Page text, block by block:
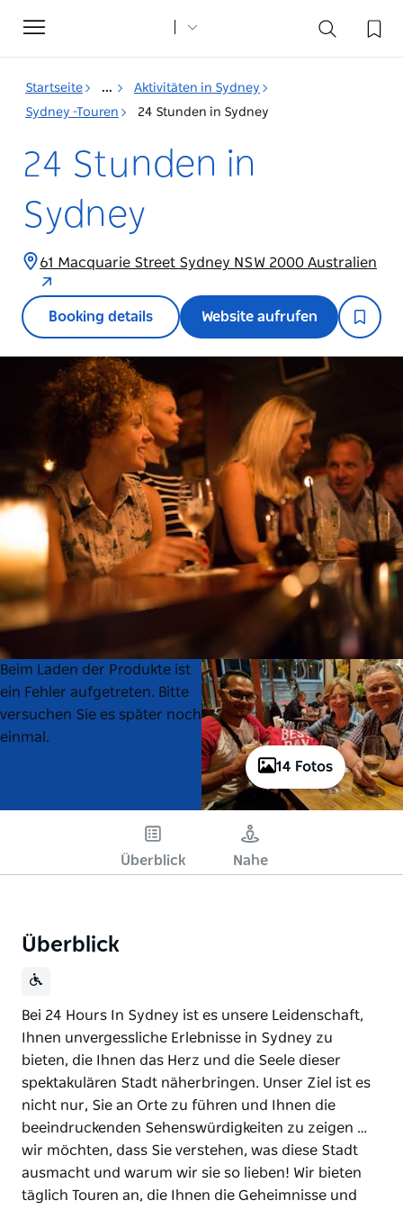
Toggle
navigation
Startseite ...
Aktivitäten in Sydney
Sydney -Touren
24 Stunden in Sydney
24 Stunden in
Sydney
61 Macquarie Street Sydney NSW 2000 Australien
Booking details Website aufrufen
14 Fotos
Product
List
Product
List
Beim Laden der Produkte ist
ein Fehler aufgetreten. Bitte
versuchen Sie es später noch
einmal.
Überblick Nahe
Überblick
Bei 24 Hours In Sydney ist es unsere Leidenschaft,
Ihnen unvergessliche Erlebnisse in Sydney zu
bieten, die Ihnen das Herz und die Seele dieser
spektakulären Stadt näherbringen. Unser Ziel ist es
nicht nur, Sie an Orte zu führen und Ihnen die
beeindruckenden Sehenswürdigkeiten zu zeigen …
wir möchten, dass Sie verstehen, was diese Stadt
ausmacht und warum wir sie so lieben! Wir bieten
täglich Touren an, die Ihnen die Geheimnisse und